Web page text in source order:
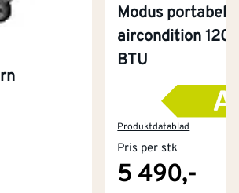
Modus portabel
aircondition
BTU
Produktdatablad
Pris per stk
5 490,-
og åpningstider